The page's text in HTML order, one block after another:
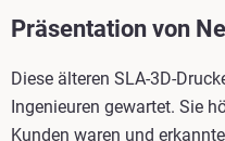
Präsentation von
Diese älteren SLA-3D-
Ingenieuren gewartet. Sie
Kunden waren und